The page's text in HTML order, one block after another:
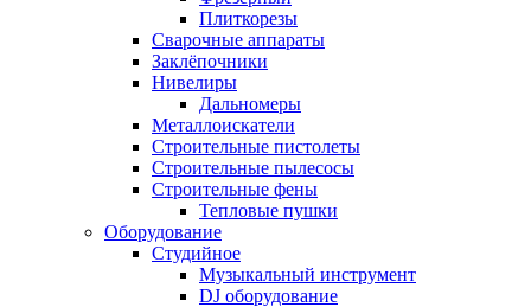
Плиткорезы
Сварочные аппараты
Заклёпочники
Нивелиры
Дальномеры
Металлоискатели
Строительные пистолеты
Строительные пылесосы
Строительные фены
Тепловые пушки
Оборудование
Студийное
Музыкальный инструмент
DJ оборудование